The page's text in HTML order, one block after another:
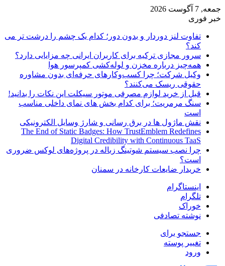
جمعه, 7 آگوست 2026
خبر فوری
تفاوت لنز دوردار و بدون دور؛ کدام یک چشم را درشت تر می
کند؟
سرور مجازی ترکیه برای کاربران ایرانی چه مزایایی دارد؟
همه‌چیز درباره مخزن و لوله‌کشی کمپرسور هوا
وکیل شرکت؛ چرا کسب‌وکارهای حرفه‌ای بدون مشاوره
حقوقی ریسک می‌کنند؟
قبل از خرید لوازم مصرفی موتور سیکلت این نکات را بدانید!
سنگ مرمریت؛ برای کدام بخش های نمای داخلی مناسب
است
نقش ماژول ها در برق رسانی و شارژ وسایل الکترونیکی
The End of Static Badges: How TrustEmblem Redefines
Digital Credibility with Continuous TaaS
چرا نصب سیستم شوتینگ زباله در پروژه‌های لوکس ضروری
است؟
خریدار ضایعات کارخانه در سمنان
اینستاگرام
تلگرام
خوراک
نوشته تصادفی
جستجو برای
تغییر پوسته
ورود